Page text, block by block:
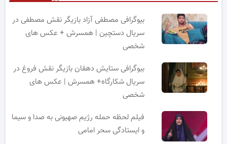
بیوگرافی مصطفی آزاد بازیگر نقش مصطفی در
سریال دستچین | همسرش + عکس های
شخصی
بیوگرافی ستایش دهقان بازیگر نقش فروغ در
سریال شکارگاه+ همسرش | عکس های
شخصی
فیلم لحظه حمله رژیم صهیونی به صدا و سیما
و ایستادگی سحر امامی